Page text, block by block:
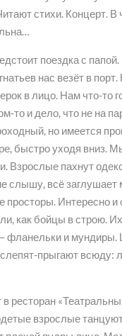
стихи. Концерт. В
поездка с
нас везёт в
в лицо. Нам что-то
то и дело, что не на
но имеется
быстро уходя вниз.
Взрослые пахнут
слышу, всё
просторы. Интересно
как бойцы в строю.
фланельки и
прыгают всюду:
ресторан
взрослые